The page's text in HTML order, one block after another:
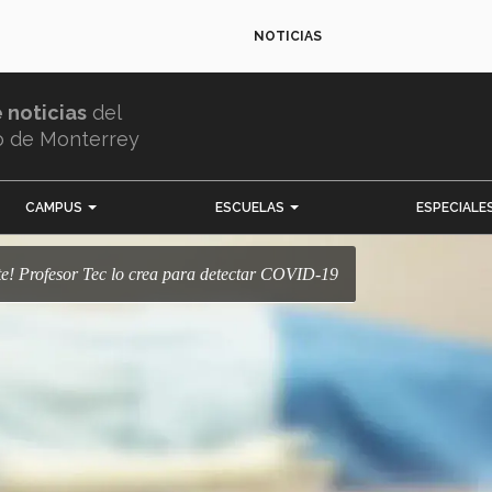
NOTICIAS
noticias del
de Monterrey
CAMPUS ESCUELAS
Profesor Tec lo crea para detectar COVID-19